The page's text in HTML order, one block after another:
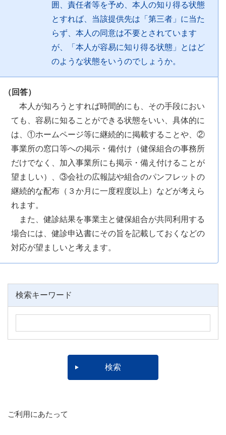
囲、責任者等を予め、本人の知り得る状態
とすれば、当該提供先は「第三者」に当た
らず、本人の同意は不要とされています
が、「本人が容易に知り得る状態」とはど
のような状態をいうのでしょうか。
（回答）
本人が知ろうとすれば時間的にも、その手段におい
ても、容易に知ることができる状態をいい、具体的に
は、①ホームページ等に継続的に掲載することや、②
事業所の窓口等への掲示・備付け（健保組合の事務所
だけでなく、加入事業所にも掲示・備え付けることが
望ましい）、③会社の広報誌や組合のパンフレットの
継続的な配布（３か月に一度程度以上）などが考えら
れます。
また、健診結果を事業主と健保組合が共同利用する
場合には、健診申込書にその旨を記載しておくなどの
対応が望ましいと考えます。
検索キーワード
ご利用にあたって